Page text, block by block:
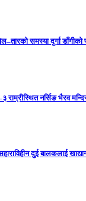
समस्या दुर्गा
नर्सिङ भैरव
दुई बालकलाई